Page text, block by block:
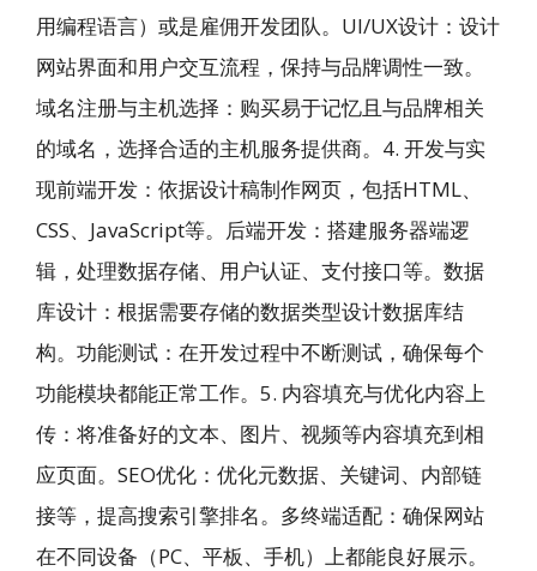
用编程语言）或是雇佣开发团队。UI/UX设计：设计
网站界面和用户交互流程，保持与品牌调性一致。
域名注册与主机选择：购买易于记忆且与品牌相关
的域名，选择合适的主机服务提供商。4. 开发与实
现前端开发：依据设计稿制作网页，包括HTML、
CSS、JavaScript等。后端开发：搭建服务器端逻
辑，处理数据存储、用户认证、支付接口等。数据
库设计：根据需要存储的数据类型设计数据库结
构。功能测试：在开发过程中不断测试，确保每个
功能模块都能正常工作。5. 内容填充与优化内容上
传：将准备好的文本、图片、视频等内容填充到相
应页面。SEO优化：优化元数据、关键词、内部链
接等，提高搜索引擎排名。多终端适配：确保网站
在不同设备（PC、平板、手机）上都能良好展示。